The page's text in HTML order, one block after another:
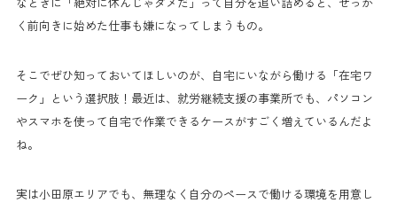
く前向きに始めた仕事も嫌になってしまうもの。
そこでぜひ知っておいてほしいのが、自宅にいながら働ける「在宅ワ
ーク」という選択肢！最近は、就労継続支援の事業所でも、パソコン
やスマホを使って自宅で作業できるケースがすごく増えているんだよ
ね。
実は小田原エリアでも、無理なく自分のペースで働ける環境を用意し